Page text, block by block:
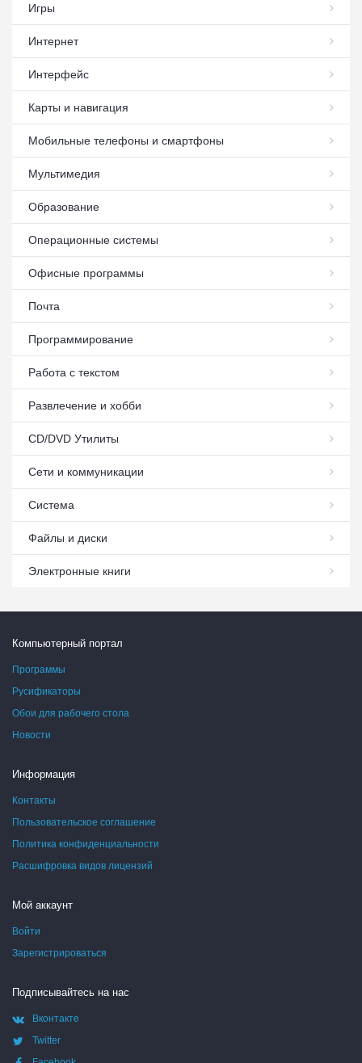
Игры
Интернет
Интерфейс
Карты и навигация
Мобильные телефоны и смартфоны
Мультимедия
Образование
Операционные системы
Офисные программы
Почта
Программирование
Работа с текстом
Развлечение и хобби
СD/DVD Утилиты
Сети и коммуникации
Система
Файлы и диски
Электронные книги
Компьютерный портал
Программы
Русификаторы
Обои для рабочего стола
Новости
Информация
Контакты
Пользовательское соглашение
Политика конфиденциальности
Расшифровка видов лицензий
Мой аккаунт
Войти
Зарегистрироваться
Подписывайтесь на нас
Вконтакте
Twitter